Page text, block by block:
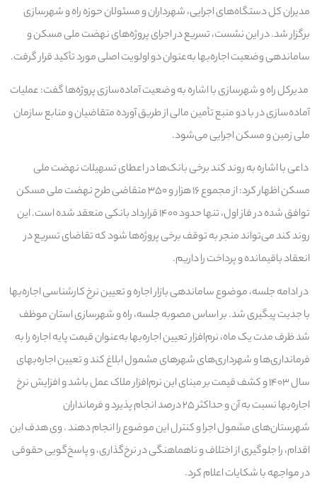
مدیران کل دستگاه‌های اجرایی، شهرداران و مسئولان حوزه راه و شهرسازی
برگزار شد. در این نشست، تسریع در اجرای پروژه‌های نهضت ملی مسکن و
ساماندهی وضعیت اجاره‌بها به‌عنوان دو اولویت اصلی مورد تأکید قرار گرفت.
مدیرکل راه و شهرسازی با اشاره به وضعیت آماده‌سازی پروژه‌ها گفت: عملیات
آماده‌سازی در با دو منبع تأمین مالی از طریق آورده متقاضیان و منابع سازمان
ملی زمین و مسکن اجرایی می‌شود.
داعی با اشاره به روند کند برخی بانک‌ها در اعطای تسهیلات نهضت ملی
مسکن اظهار کرد: از مجموع ۱۶ هزار و ۳۵۰ متقاضی طرح نهضت ملی مسکن
توافق شده در فاز اول، تنها حدود ۱۴۰۰ قرارداد بانکی منعقد شده است. این
روند کند می‌تواند منجر به توقف برخی پروژه‌ها شود که تقاضای تسریع در
انعقاد باقیمانده و پرداخت را داریم.
در ادامه جلسه، موضوع ساماندهی بازار اجاره و تعیین نرخ کارشناسی اجاره‌بها
با جدیت پیگیری شد. بر اساس مصوبه جلسه، راه و شهرسازی استان موظف
شد ظرف مدت یک ماه، نرم‌افزار تعیین اجاره‌بها به‌عنوان قیمت پایه اجاره را به
فرمانداری‌ها و شهرداری‌های شهرهای مشمول ابلاغ کند و تعیین اجاره‌بهای
سال ۱۴۰۳ و کشف قیمت بر مبنای این نرم‌افزار ملاک عمل باشد و افزایش نرخ
اجاره‌بها نسبت به آن و حداکثر ۲۵ درصد انجام پذیرد و فرمانداران
شهرستان‌های مشمول اجرا و کنترل این موضوع را انجام دهند . وی هدف این
اقدام، را جلوگیری از اختلاف و ناهماهنگی در نرخ‌گذاری، و پاسخ‌گویی حقوقی
در مواجهه با شکایات اعلام کرد.